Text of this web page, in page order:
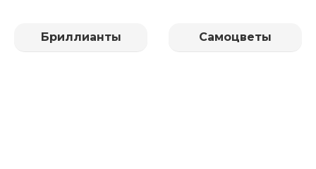
Бриллианты Самоцветы